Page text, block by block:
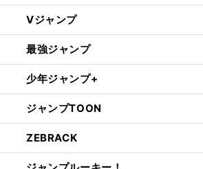
Vジャンプ
最強ジャンプ
少年ジャンプ+
ジャンプTOON
ZEBRACK